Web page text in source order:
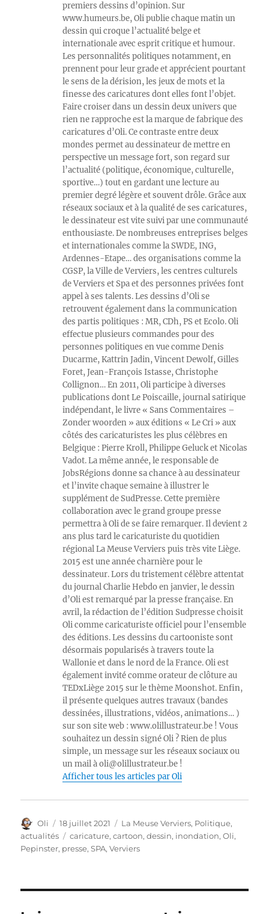
premiers dessins d’opinion. Sur
www.humeurs.be, Oli publie chaque matin un
dessin qui croque l’actualité belge et
internationale avec esprit critique et humour.
Les personnalités politiques notamment, en
prennent pour leur grade et apprécient pourtant
le sens de la dérision, les jeux de mots et la
finesse des caricatures dont elles font l’objet.
Faire croiser dans un dessin deux univers que
rien ne rapproche est la marque de fabrique des
caricatures d’Oli. Ce contraste entre deux
mondes permet au dessinateur de mettre en
perspective un message fort, son regard sur
l’actualité (politique, économique, culturelle,
sportive…) tout en gardant une lecture au
premier degré légère et souvent drôle. Grâce aux
réseaux sociaux et à la qualité de ses caricatures,
le dessinateur est vite suivi par une communauté
enthousiaste. De nombreuses entreprises belges
et internationales comme la SWDE, ING,
Ardennes-Etape… des organisations comme la
CGSP, la Ville de Verviers, les centres culturels
de Verviers et Spa et des personnes privées font
appel à ses talents. Les dessins d’Oli se
retrouvent également dans la communication
des partis politiques : MR, CDh, PS et Ecolo. Oli
effectue plusieurs commandes pour des
personnes politiques en vue comme Denis
Ducarme, Kattrin Jadin, Vincent Dewolf, Gilles
Foret, Jean-François Istasse, Christophe
Collignon… En 2011, Oli participe à diverses
publications dont Le Poiscaille, journal satirique
indépendant, le livre « Sans Commentaires –
Zonder woorden » aux éditions « Le Cri » aux
côtés des caricaturistes les plus célèbres en
Belgique : Pierre Kroll, Philippe Geluck et Nicolas
Vadot. La même année, le responsable de
JobsRégions donne sa chance à au dessinateur
et l’invite chaque semaine à illustrer le
supplément de SudPresse. Cette première
collaboration avec le grand groupe presse
permettra à Oli de se faire remarquer. Il devient 2
ans plus tard le caricaturiste du quotidien
régional La Meuse Verviers puis très vite Liège.
2015 est une année charnière pour le
dessinateur. Lors du tristement célèbre attentat
du journal Charlie Hebdo en janvier, le dessin
d’Oli est remarqué par la presse française. En
avril, la rédaction de l’édition Sudpresse choisit
Oli comme caricaturiste officiel pour l’ensemble
des éditions. Les dessins du cartooniste sont
désormais popularisés à travers toute la
Wallonie et dans le nord de la France. Oli est
également invité comme orateur de clôture au
TEDxLiège 2015 sur le thème Moonshot. Enfin,
il présente quelques autres travaux (bandes
dessinées, illustrations, vidéos, animations… )
sur son site web : www.olillustrateur.be ! Vous
souhaitez un dessin signé Oli ? Rien de plus
simple, un message sur les réseaux sociaux ou
un mail à oli@olillustrateur.be !
Afficher tous les articles par Oli
Auteur
Oli
Publié
le
18 juillet 2021 Catégories
La Meuse Verviers, Politique,
actualités
Étiquettes
caricature,cartoon,dessin, inondation,Oli,
Pepinster, presse,SPA,Verviers